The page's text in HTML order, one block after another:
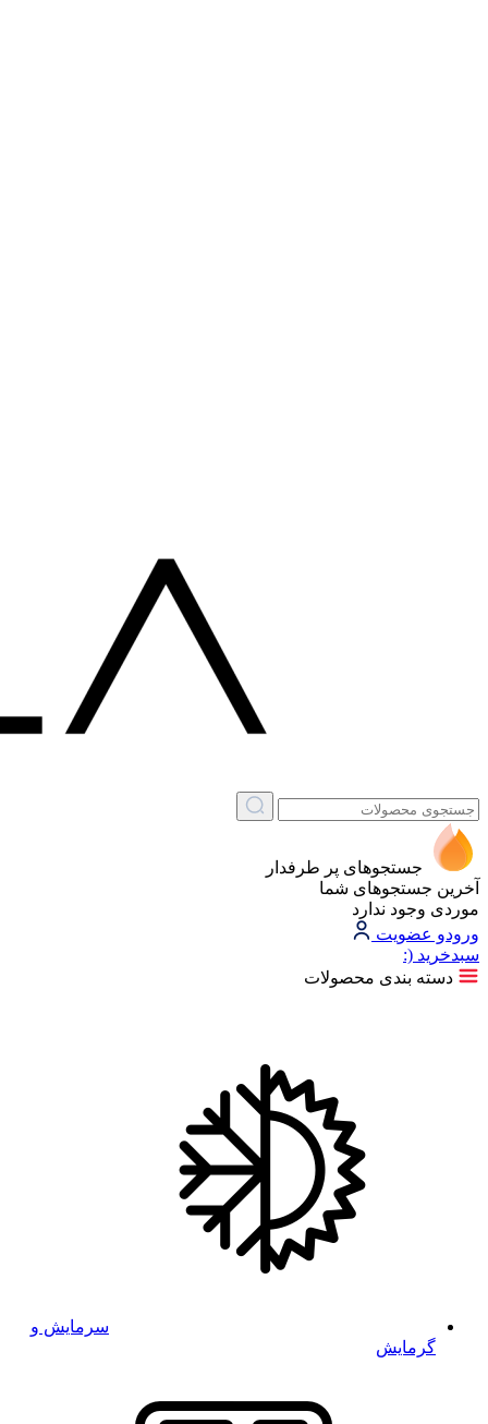
جستجوهای پر طرفدار
آخرین جستجوهای شما
موردی وجود ندارد
ورودو عضویت
سبد‌خرید (:
دسته بندی محصولات
سرمایش و
گرمایش